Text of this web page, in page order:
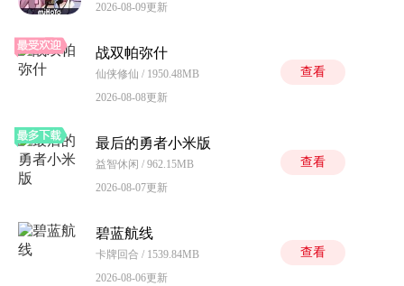
2026-08-09更新
战双帕弥什
仙侠修仙 / 1950.48MB
2026-08-08更新
查看
最后的勇者小米版
益智休闲 / 962.15MB
2026-08-07更新
查看
碧蓝航线
卡牌回合 / 1539.84MB
2026-08-06更新
查看